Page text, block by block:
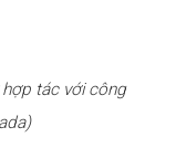
tác với công